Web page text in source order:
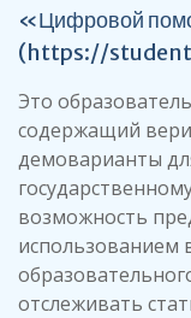
«Цифровой
(https://
Это
содержащий
демоварианты
возможность
использованием
отслеживать